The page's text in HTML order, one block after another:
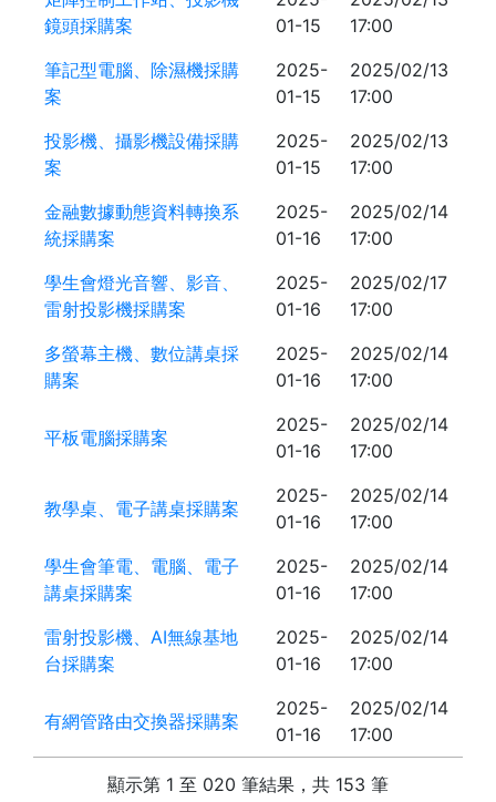
鏡頭採購案
01-15
17:00
筆記型電腦、除濕機採購
案
2025-
01-15
2025/02/13
17:00
投影機、攝影機設備採購
案
2025-
01-15
2025/02/13
17:00
金融數據動態資料轉換系
統採購案
2025-
01-16
2025/02/14
17:00
學生會燈光音響、影音、
雷射投影機採購案
2025-
01-16
2025/02/17
17:00
多螢幕主機、數位講桌採
購案
2025-
01-16
2025/02/14
17:00
平板電腦採購案
2025-
01-16
2025/02/14
17:00
教學桌、電子講桌採購案
2025-
01-16
2025/02/14
17:00
學生會筆電、電腦、電子
講桌採購案
2025-
01-16
2025/02/14
17:00
雷射投影機、AI無線基地
台採購案
2025-
01-16
2025/02/14
17:00
有網管路由交換器採購案
2025-
01-16
2025/02/14
17:00
顯示第 1 至 020 筆結果，共 153 筆